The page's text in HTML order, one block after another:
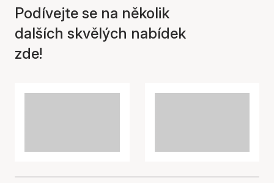
Podívejte se na několik
dalších skvělých nabídek
zde!